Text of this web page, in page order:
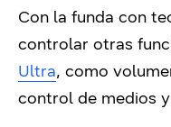
Con la funda con
controlar otras
Ultra, como
control de medios